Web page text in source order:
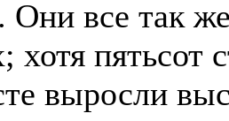
Они все так
хотя
выросли